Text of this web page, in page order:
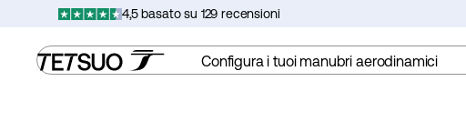
contenuto
4,5 basato su 129 recensioni
Configura i tuoi manubri aerodinamici